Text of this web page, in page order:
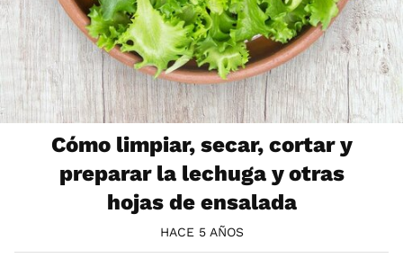
Cómo limpiar, secar, cortar y
preparar la lechuga y otras
hojas de ensalada
HACE 5 AÑOS